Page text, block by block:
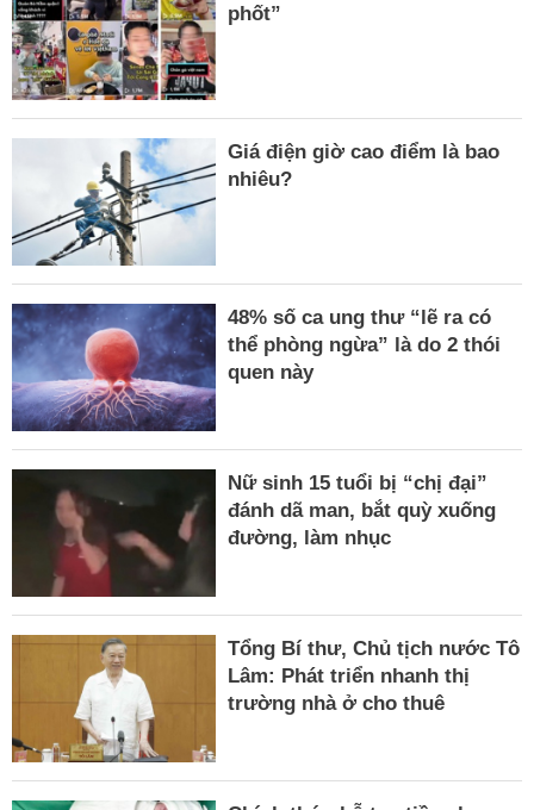
phốt”
Giá điện giờ cao điểm là bao
nhiêu?
48% số ca ung thư “lẽ ra có
thể phòng ngừa” là do 2 thói
quen này
Nữ sinh 15 tuổi bị “chị đại”
đánh dã man, bắt quỳ xuống
đường, làm nhục
Tổng Bí thư, Chủ tịch nước Tô
Lâm: Phát triển nhanh thị
trường nhà ở cho thuê